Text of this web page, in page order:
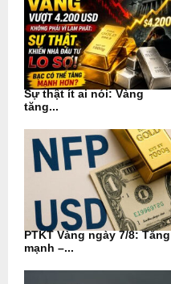
Sự thật ít ai nói: Vàng
tăng...
PTKT Vàng ngày 7/8: Tăng
mạnh –...